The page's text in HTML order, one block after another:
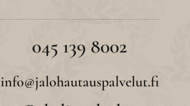
045 139 8002
info@jalohautauspalvelut.fi